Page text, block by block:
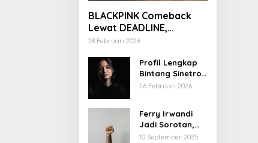
BLACKPINK Comeback
Lewat DEADLINE,
YouTube Tembus 100
28 Februari 2026
Profil Lengkap
Bintang Sinetron
Mencintai Ipar
26 Februari 2026
Ferry Irwandi
Jadi Sorotan,
Begini Latar
10 September 2025